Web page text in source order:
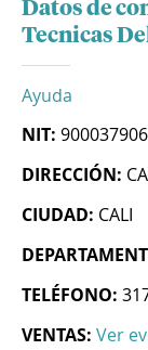
Datos de
Tecnicas
Ayuda
NIT:
DIRECCIÓN:
CIUDAD: CALI
TELÉFONO:
VENTAS: Ver